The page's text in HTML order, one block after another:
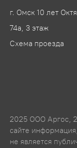
г. Омск 10 лет
74а, 3 этаж
Схема проезда
2025 ООО Аргос,
сайте
не является